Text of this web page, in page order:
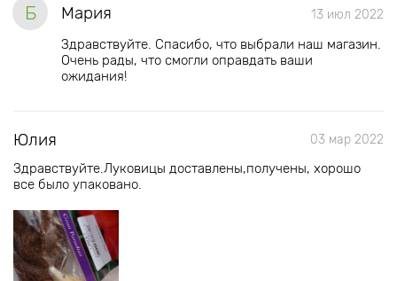
Б Мария 13 июл 2022
Здравствуйте. Спасибо, что выбрали наш магазин.
Очень рады, что смогли оправдать ваши
ожидания!
Юлия 03 мар 2022
Здравствуйте.Луковицы доставлены,получены, хорошо
все было упаковано.